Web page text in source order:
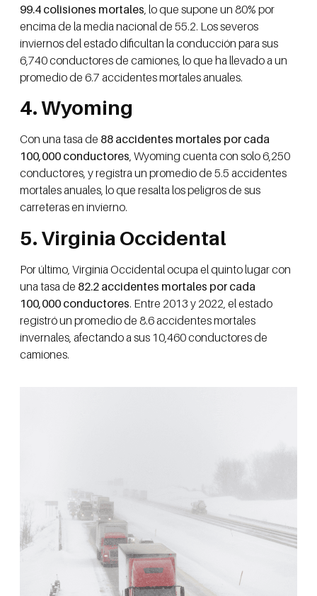
99.4 colisiones mortales , lo que supone un 80% por
encima de la media nacional de 55.2. Los severos
inviernos del estado dificultan la conducción para sus
6,740 conductores de camiones, lo que ha llevado a un
promedio de 6.7 accidentes mortales anuales.
4. Wyoming
Con una tasa de 88 accidentes mortales por cada
100,000 conductores, Wyoming cuenta con solo 6,250
conductores, y registra un promedio de 5.5 accidentes
mortales anuales, lo que resalta los peligros de sus
carreteras en invierno.
5. Virginia Occidental
Por último, Virginia Occidental ocupa el quinto lugar con
una tasa de 82.2 accidentes mortales por cada
100,000 conductores. Entre 2013 y 2022, el estado
registró un promedio de 8.6 accidentes mortales
invernales, afectando a sus 10,460 conductores de
camiones.